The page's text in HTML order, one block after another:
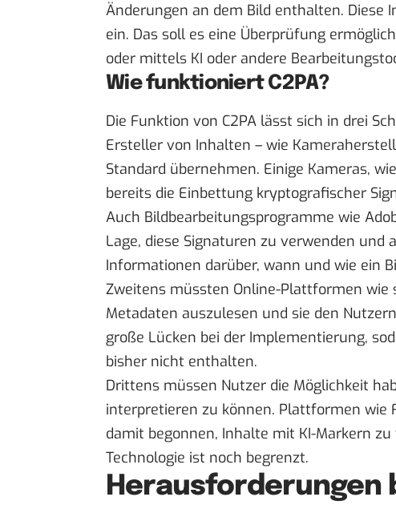
Änderungen an dem Bild enthalten. Diese
ein. Das soll es eine Überprüfung
oder mittels KI oder andere
Wie funktioniert C2PA?
Die Funktion von C2PA lässt sich in drei
Ersteller von Inhalten – wie
Standard übernehmen. Einige Kameras,
bereits die Einbettung kryptografischer
Auch Bildbearbeitungsprogramme wie
Lage, diese Signaturen zu verwenden und
Informationen darüber, wann und wie ein
Zweitens müssten Online-Plattformen wie
Metadaten auszulesen und sie den
große Lücken bei der Implementierung,
bisher nicht enthalten.
Drittens müssen Nutzer die Möglichkeit
interpretieren zu können. Plattformen wie
damit begonnen, Inhalte mit KI-Markern
Technologie ist noch begrenzt.
Herausforderungen